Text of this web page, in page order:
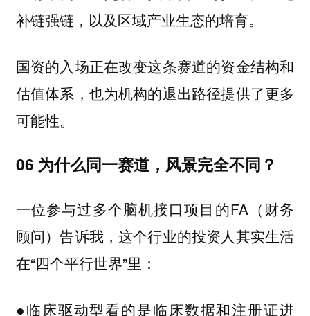
补链强链，以及区域产业生态的培育。
国资的入场正在改变这条赛道的资金结构和
估值体系，也为机构的退出路径提供了更多
可能性。
06 为什么同一赛道，风景完全不同？
一位参与过多个脑机接口项目的FA（财务
顾问）告诉我，这个行业的投资人其实生活
在“四个平行世界”里：
●临床驱动型看的是临床数据和注册证进